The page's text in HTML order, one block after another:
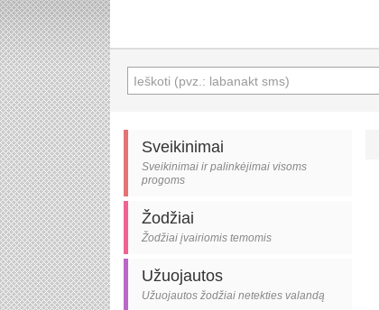
Sveikinimai
Sveikinimai ir palinkėjimai visoms
progoms
Žodžiai
Žodžiai įvairiomis temomis
Užuojautos
Užuojautos žodžiai netekties valandą